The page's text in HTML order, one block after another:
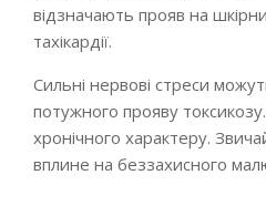
відзначають прояв на
тахікардії.
Сильні нервові стреси
потужного прояву
хронічного характеру.
вплине на беззахисного